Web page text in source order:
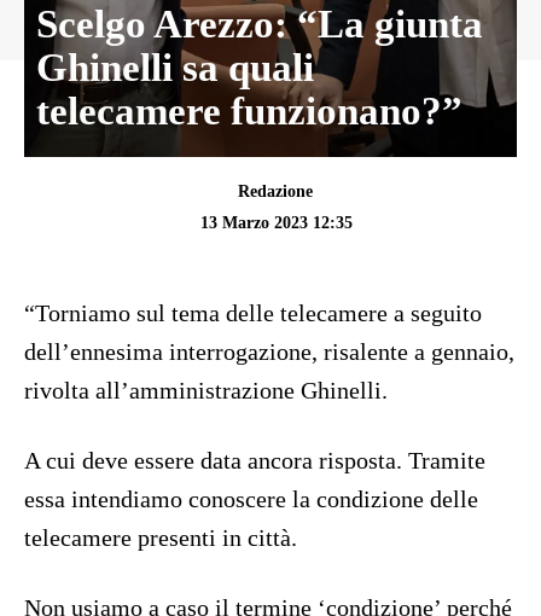
Scelgo Arezzo: “La giunta
Ghinelli sa quali
telecamere funzionano?”
Redazione
13 Marzo 2023 12:35
“Torniamo sul tema delle telecamere a seguito
dell’ennesima interrogazione, risalente a gennaio,
rivolta all’amministrazione Ghinelli.
A cui deve essere data ancora risposta. Tramite
essa intendiamo conoscere la condizione delle
telecamere presenti in città.
Non usiamo a caso il termine ‘condizione’ perché